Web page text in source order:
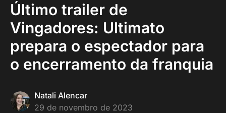
Último trailer de
Vingadores: Ultimato
prepara o espectador para
o encerramento da franquia
Natali Alencar
29 de novembro de 2023